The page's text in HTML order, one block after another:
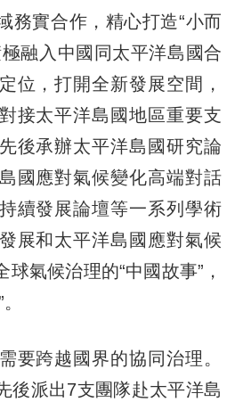
務實合作，精心打造“小而
融入中國同太平洋島國合
位，打開全新發展空間，
接太平洋島國地區重要支
後承辦太平洋島國研究論
國應對氣候變化高端對話
續發展論壇等一系列學術
展和太平洋島國應對氣候
氣候治理的“中國故事”，
跨越國界的協同治理。
後派出7支團隊赴太平洋島